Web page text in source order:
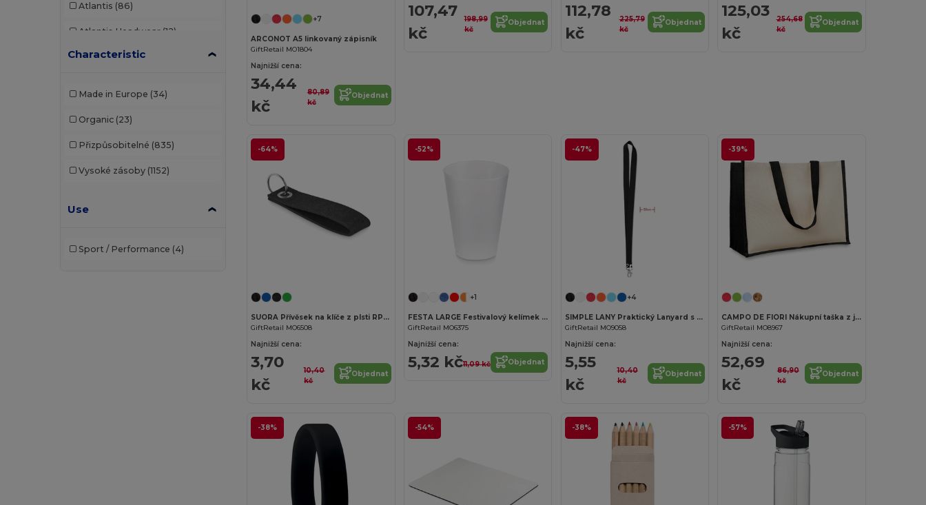
Atlantis (86)
Atlantis Headwear (12)
AWDis (22)
Bagbase
Characteristic
Made in Europe (34)
Organic (23)
Přizpůsobitelné (835)
Vysoké zásoby (1152)
Use
Sport / Performance (4)
+7
ARCONOT A5 linkovaný zápisník
GiftRetail MO1804
Najnižší cena:
34,44
kč
80,89
kč
Objednat
107,47
kč
198,99
kč
Objednat
112,78
kč
225,79
kč
Objednat
125,03
kč
254,68
kč
Objednat
-64%
SUORA Přívěsek na klíče z plsti RPET
GiftRetail MO6508
Najnižší cena:
3,70
kč
10,40
kč
Objednat
-52%
+1
FESTA LARGE Festivalový kelímek 300ml
GiftRetail MO6375
Najnižší cena:
5,32 kč11,09 kč Objednat
-47%
Přizpůsobte si to!
+4
SIMPLE LANY Praktický Lanyard s Kovovým Háčkem 20 mm
GiftRetail MO9058
Najnižší cena:
5,55
kč
10,40
kč
Objednat
-39%
CAMPO DE FIORI Nákupní taška z juty
GiftRetail MO8967
Najnižší cena:
52,69
kč
86,90
kč
Objednat
-38% -54% -38% -57%